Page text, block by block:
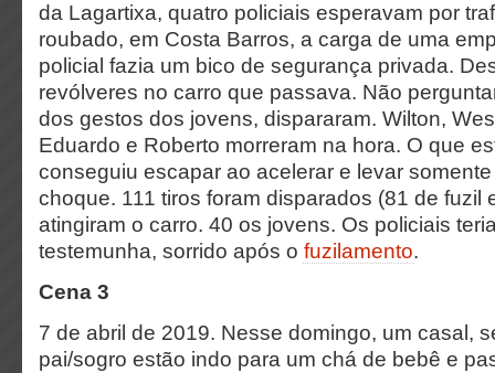
da Lagartixa, quatro policiais esperavam por
roubado, em Costa Barros, a carga de uma
policial fazia um bico de segurança privada.
revólveres no carro que passava. Não
dos gestos dos jovens, dispararam. Wilton,
Eduardo e Roberto morreram na hora. O que
conseguiu escapar ao acelerar e levar
choque. 111 tiros foram disparados (81 de fuzil
atingiram o carro. 40 os jovens. Os policiais
testemunha, sorrido após o fuzilamento.
Cena 3
7 de abril de 2019. Nesse domingo, um casal,
pai/sogro estão indo para um chá de bebê e